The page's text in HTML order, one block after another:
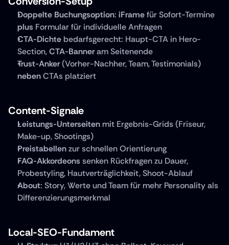
Doppelte Buchungsoption: iFrame
plus Formular für individuelle Anfragen
CTA-Dichte bedarfsgerecht: Haupt-CTA in Hero-
Section, CTA-Banner am Seitenende
Trust-Anker
neben CTAs platziert
Content-Signale
Leistungs-Unterseiten mit Ergebnis-Grids (Friseur,
Make-up, Shootings)
Preistabellen zur schnellen Orientierung
FAQ-Akkordeons senken Rückfragen zu Dauer,
Probestyling, Hautverträglichkeit, Shoot-Ablauf
About: Story, Werte und Team für mehr Personality als
Differenzierungsmerkmal
Local-SEO-Fundament